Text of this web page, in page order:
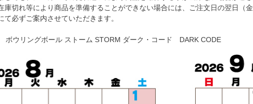
庫切れ等により商品を準備することができない場合には、ご注文日の翌日（
て必ずご案内させていただきます。